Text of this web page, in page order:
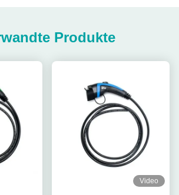
Produkte
Video